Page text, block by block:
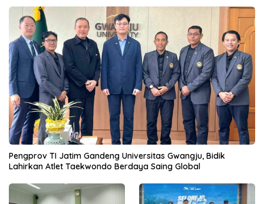
Pengprov TI Jatim Gandeng Universitas Gwangju, Bidik
Lahirkan Atlet Taekwondo Berdaya Saing Global